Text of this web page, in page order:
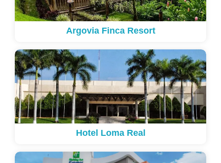
Argovia Finca Resort
Hotel Loma Real